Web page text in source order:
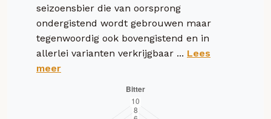
seizoensbier die van oorsprong
ondergistend wordt gebrouwen maar
tegenwoordig ook bovengistend en in
allerlei varianten verkrijgbaar ... Lees
meer